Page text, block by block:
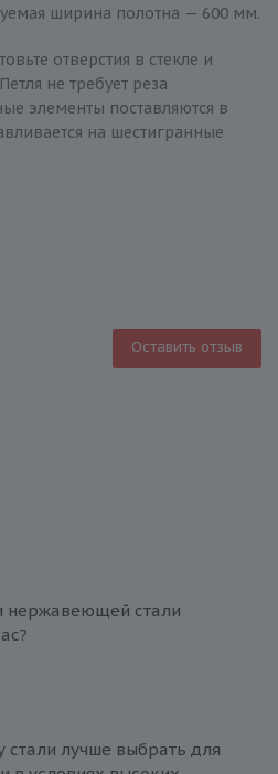
ширина полотна — 600 мм.
отверстия в стекле и
не требует реза
элементы поставляются в
на шестигранные
Оставить отзыв
нержавеющей стали
стали лучше выбрать для